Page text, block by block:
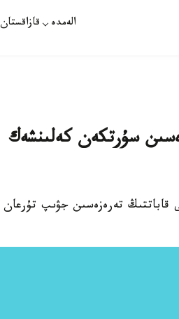
الەمدە قازاقستان
سۇرتكەن كەلىنشەك
قاباتتىڭ تەرەزەسىن جۋىپ تۇرعان